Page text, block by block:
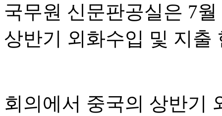
국무원 신문판공실은 7
상반기 외화수입 및 지출
회의에서 중국의 상반기